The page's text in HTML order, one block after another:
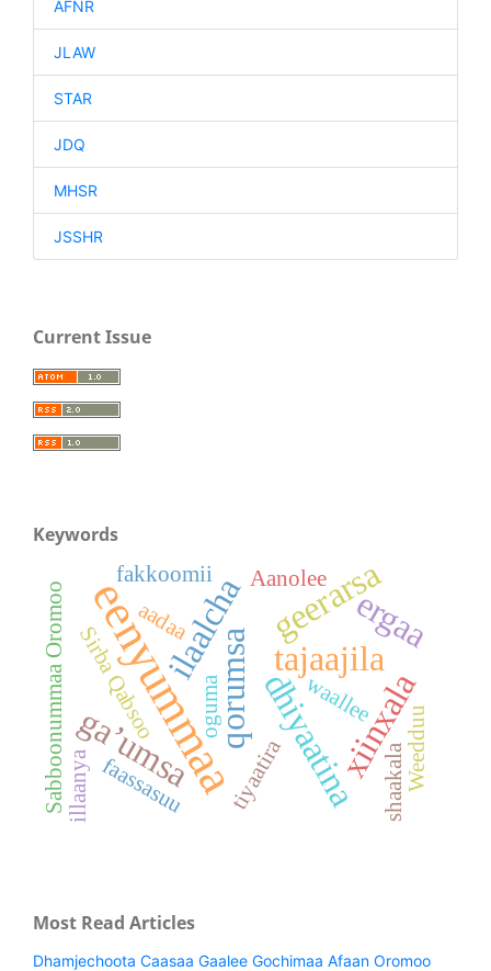
AFNR
JLAW
STAR
JDQ
MHSR
JSSHR
Current Issue
Keywords
eenyummaa
qorumsa
ilaalcha
dhiyaatina
tajaajila
ga’umsa xiinxala
geerarsaergaa
tiyaatira
aadaa
Aanolee
S
a
b
b
o
o
n
u
m
m
a
a
O
r
o
m
o
o
Sirba Qabsoo
Weedduu
oguma
fakkoomii
faassasuu
illaanya
waallee
shaakala
Most Read Articles
Dhamjechoota Caasaa Gaalee Gochimaa Afaan Oromoo